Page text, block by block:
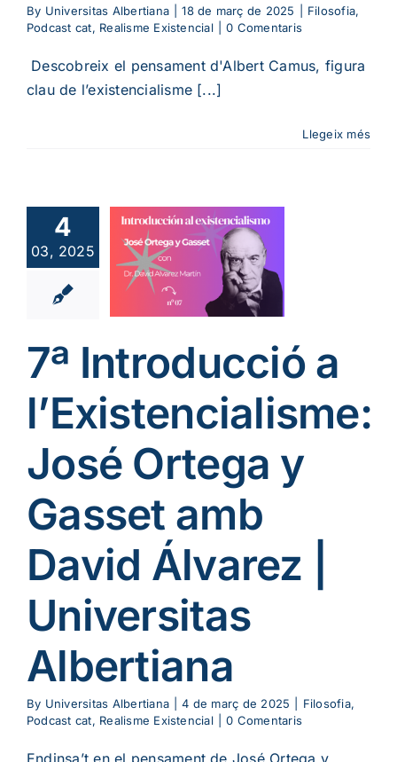
By Universitas Albertiana 18 de març de 2025 Filosofia,
Podcast cat, Realisme Existencial 0 Comentaris
Descobreix el pensament d'Albert Camus, figura
clau de l’existencialisme [...]
Llegeix més
4
03, 2025
Ortega y
amb
Álvarez
Podcast cat
7ª Introducció a
l’Existencialisme:
José Ortega y
Gasset amb
David Álvarez |
Universitas
Albertiana
By Universitas Albertiana 4 de març de 2025 Filosofia,
Podcast cat, Realisme Existencial 0 Comentaris
Endinsa’t en el pensament de José Ortega y